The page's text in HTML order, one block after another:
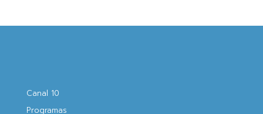
Canal 10
Programas